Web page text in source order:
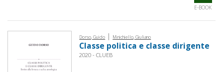
E-BOOK
Dorso, Guido | Minichiello, Giuliano
Classe politica e classe dirigente
2020 - CLUEB